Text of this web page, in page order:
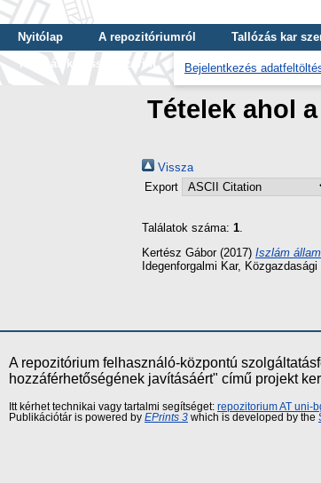
Nyitólap A repozitóriumról Tallózás kar
Tallózás kulcsszó szerint
Bejelentkezés
Tételek ahol
Vissza
Export
Találatok száma: 1.
Kertész Gábor(2017) Iszlám
Idegenforgalmi Kar,
A repozitórium felhasználó-központú
hozzáférhetőségének javításáért" című projekt
Itt kérhet technikai vagy tartalmi segítséget: repozitorium AT uni-
Publikációtár is powered by EPrints 3 which is developed by the